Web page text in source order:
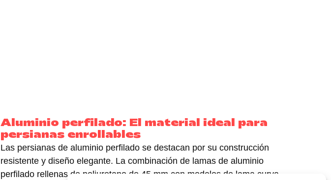
Aluminio perfilado: El material ideal para
persianas enrollables
Las persianas de aluminio perfilado se destacan por su construcción
resistente y diseño elegante. La combinación de lamas de aluminio
perfilado rellenas de poliuretano de 45 mm con modelos de lama curva